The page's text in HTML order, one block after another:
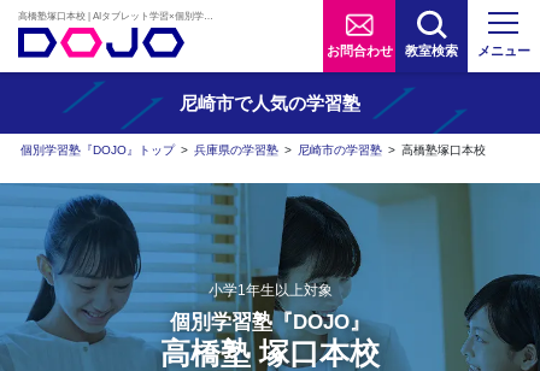
お問合わせ 教室検索 メニュー
尼崎市で人気の学習塾
個別学習塾『DOJO』トップ > 兵庫県の学習塾 > 尼崎市の学習塾 > 高橋塾塚口本校
小学1年生以上対象
個別学習塾『DOJO』
高橋塾 塚口本校